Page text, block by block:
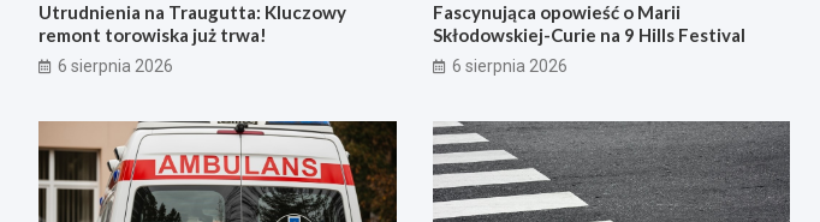
Utrudnienia na Traugutta: Kluczowy
remont torowiska już trwa!
6 sierpnia 2026
Fascynująca opowieść o Marii
Skłodowskiej-Curie na 9 Hills Festival
6 sierpnia 2026